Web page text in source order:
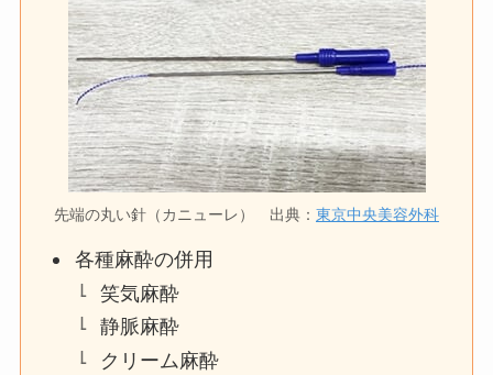
先端の丸い針（カニューレ） 出典： 東京中央美容外科
各種麻酔の併用
笑気麻酔
静脈麻酔
クリーム麻酔